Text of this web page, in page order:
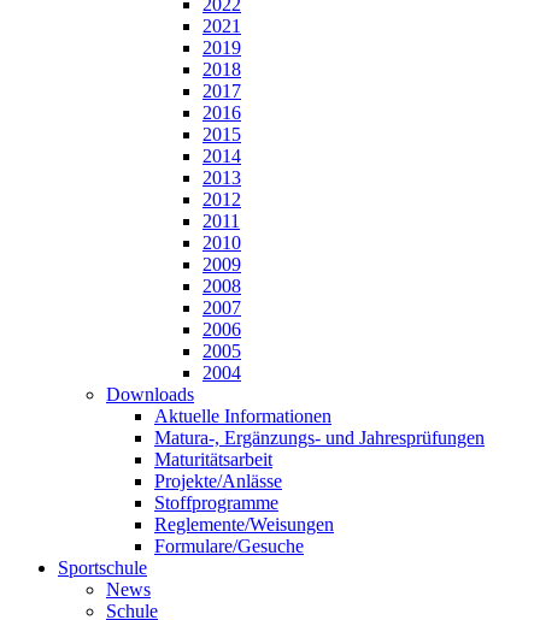
2022
2021
2019
2018
2017
2016
2015
2014
2013
2012
2011
2010
2009
2008
2007
2006
2005
2004
Downloads
Aktuelle Informationen
Matura-, Ergänzungs- und Jahresprüfungen
Maturitätsarbeit
Projekte/Anlässe
Stoffprogramme
Reglemente/Weisungen
Formulare/Gesuche
Sportschule
News
Schule